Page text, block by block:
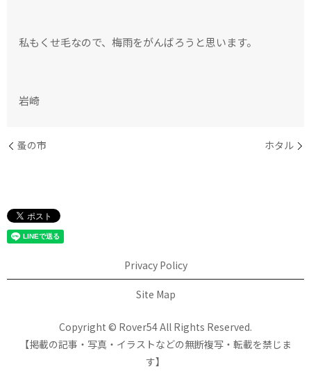
私もくせ毛なので、梅雨をがんばろうと思います。
岩崎
蚤の市 ホタル
Privacy Policy
Site Map
Copyright © Rover54 All Rights Reserved.
【掲載の記事・写真・イラストなどの無断複写・転載を禁じま
す】